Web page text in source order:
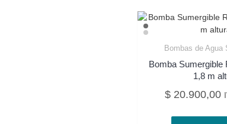
Bombas de Agua
Bomba Sumergible
1,8 m
$20.900,00